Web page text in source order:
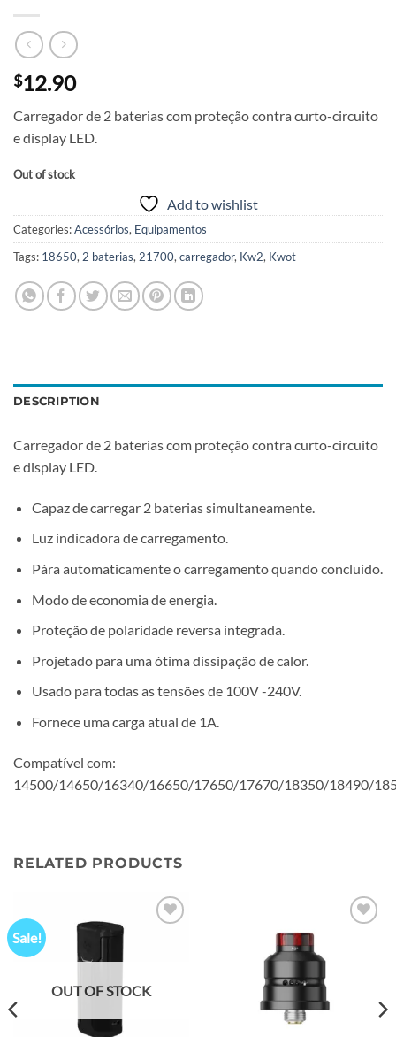
$12.90
Carregador de 2 baterias com proteção contra curto-circuito
e display LED.
Out of stock
Add to wishlist
Categories:Acessórios, Equipamentos
Tags: 18650, 2 baterias, 21700, carregador, Kw2, Kwot
DESCRIPTION
Carregador de 2 baterias com proteção contra curto-circuito
e display LED.
Capaz de carregar 2 baterias simultaneamente.
Luz indicadora de carregamento.
Pára automaticamente o carregamento quando concluído.
Modo de economia de energia.
Proteção de polaridade reversa integrada.
Projetado para uma ótima dissipação de calor.
Usado para todas as tensões de 100V -240V.
Fornece uma carga atual de 1A.
Compatível com:
14500/14650/16340/16650/17650/17670/18350/18490/
RELATED PRODUCTS
Sale!
OUT OF STOCK